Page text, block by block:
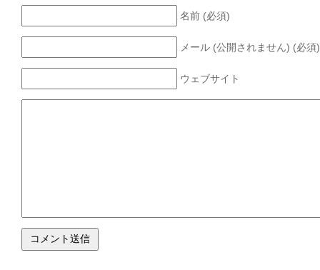
名前 (必須)
メール (公開されません) (必須)
ウェブサイト